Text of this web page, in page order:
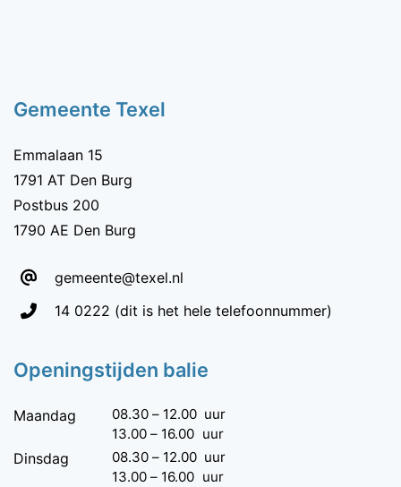
Gemeente Texel
Emmalaan 15
1791 AT Den Burg
Postbus 200
1790 AE Den Burg
gemeente@texel.nl
Telefoon:
14 0222 (dit is het hele telefoonnummer)
Openingstijden balie
Maandag 08.30 – 12.00 uur
13.00 – 16.00 uur
Dinsdag 08.30 – 12.00 uur
13.00 – 16.00 uur